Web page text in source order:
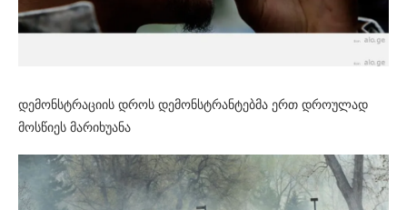
დემონსტრაციის დროს დემონსტრანტებმა ერთ დროულად
მოსწიეს მარიხუანა